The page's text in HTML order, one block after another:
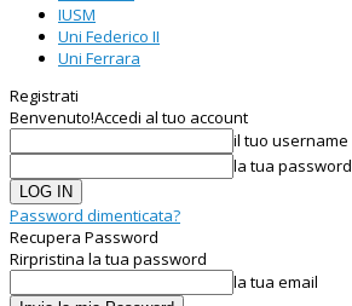
IUSM
Uni Federico II
Uni Ferrara
Registrati
Benvenuto!Accedi al tuo account
il tuo username
la tua password
Password dimenticata?
Recupera Password
Rirpristina la tua password
la tua email